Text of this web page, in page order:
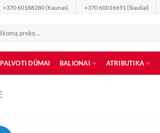
+370 60188280 (Kaunas) +370 60016691 (Šiauliai)
DŪMAI BALIONAI ATRIBUTIKA